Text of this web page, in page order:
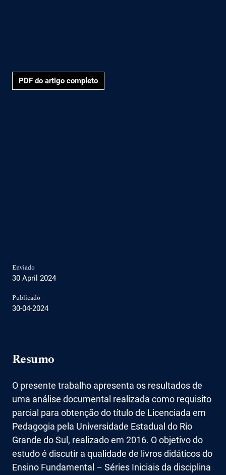
PDF do artigo completo
Enviado
30 April 2024
Publicado
30-04-2024
Resumo
O presente trabalho apresenta os resultados de
uma análise documental realizada como requisito
parcial para obtenção do título de Licenciada em
Pedagogia pela Universidade Estadual do Rio
Grande do Sul, realizado em 2016. O objetivo do
estudo é discutir a qualidade de livros didáticos do
Ensino Fundamental – Séries Iniciais da disciplina